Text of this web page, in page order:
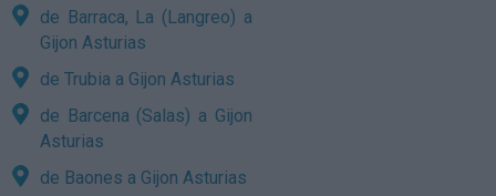
de Barraca, La (Langreo) a
Gijon Asturias
de Trubia a Gijon Asturias
de Barcena (Salas) a Gijon
Asturias
de Baones a Gijon Asturias